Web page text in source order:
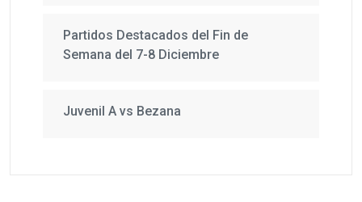
Partidos Destacados del Fin de
Semana del 7-8 Diciembre
Juvenil A vs Bezana